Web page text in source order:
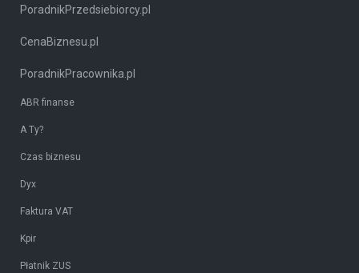
PoradnikPrzedsiebiorcy.pl
CenaBiznesu.pl
PoradnikPracownika.pl
ABR finanse
A Ty?
Czas biznesu
Dyx
Faktura VAT
Kpir
Płatnik ZUS